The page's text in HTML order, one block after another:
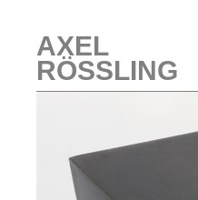
AXEL
RÖSSLING